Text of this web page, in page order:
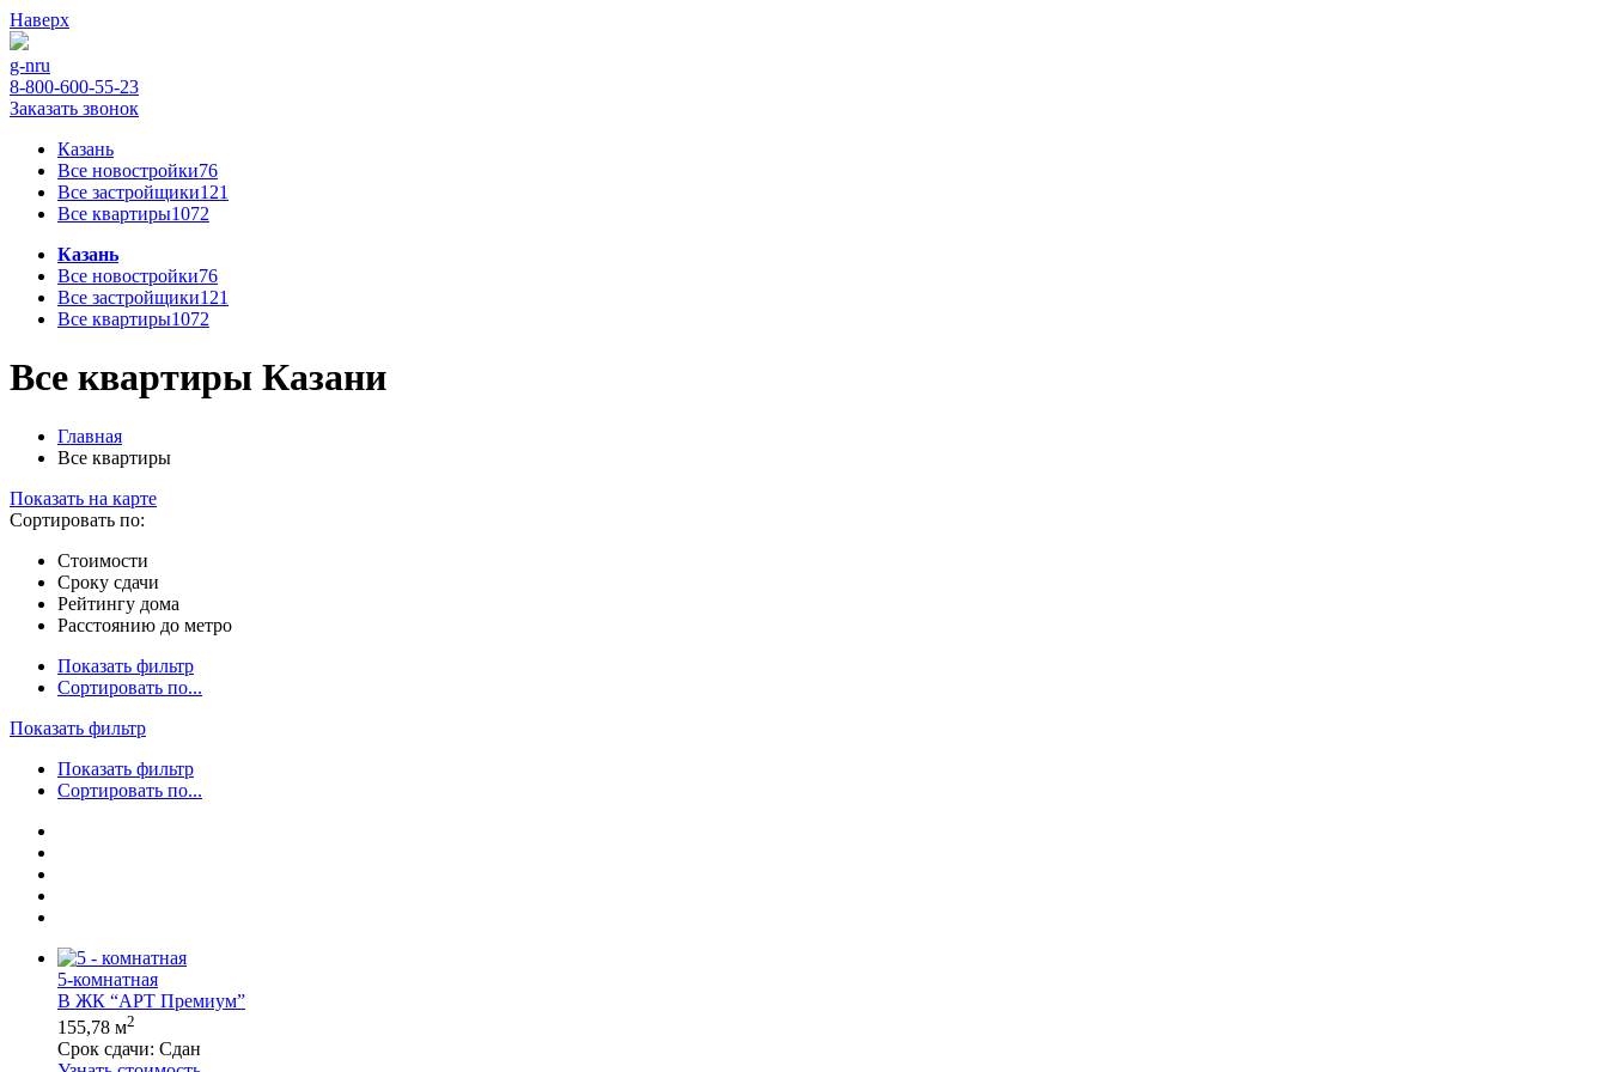
Наверх
g-nru
8-800-600-55-23
Заказать звонок
Казань
Все новостройки76
Все застройщики121
Все квартиры1072
Казань
Все новостройки76
Все застройщики121
Все квартиры1072
Все квартиры Казани
Главная
Все квартиры
Показать на карте
Сортировать по:
Стоимости
Сроку сдачи
Рейтингу дома
Расстоянию до метро
Показать фильтр
Сортировать по...
Показать фильтр
Показать фильтр
Сортировать по...
5-комнатная
В ЖК “АРТ Премиум”
155,78 м2
Срок сдачи: Сдан